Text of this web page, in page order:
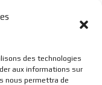
des technologies
aux informations sur
nous permettra de